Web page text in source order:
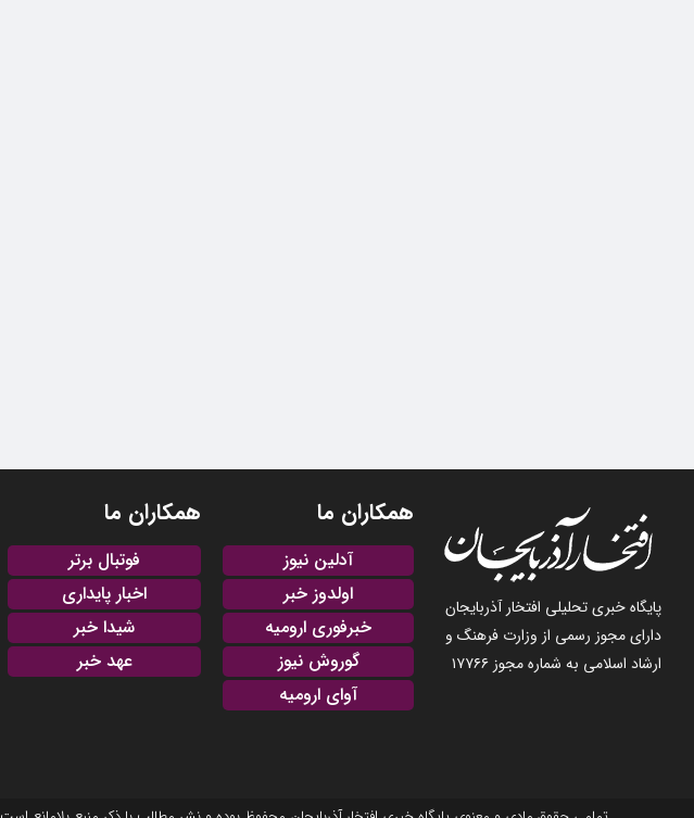
پایگاه خبری تحلیلی افتخار آذربایجان
دارای مجوز رسمی از وزارت فرهنگ و
ارشاد اسلامی به شماره مجوز ۱۷۷۶۶
همکاران ما
آدلین نیوز
اولدوز خبر
خبرفوری ارومیه
گوروش نیوز
آوای ارومیه
همکاران ما
فوتبال برتر
اخبار پایداری
شیدا خبر
عهد خبر